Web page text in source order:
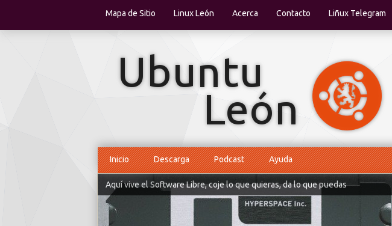
Mapa de Sitio Linux León Acerca Contacto Liñux Telegram
Inicio Descarga Podcast Ayuda
Aquí vive el Software Libre, coje lo que quieras, da lo que puedas